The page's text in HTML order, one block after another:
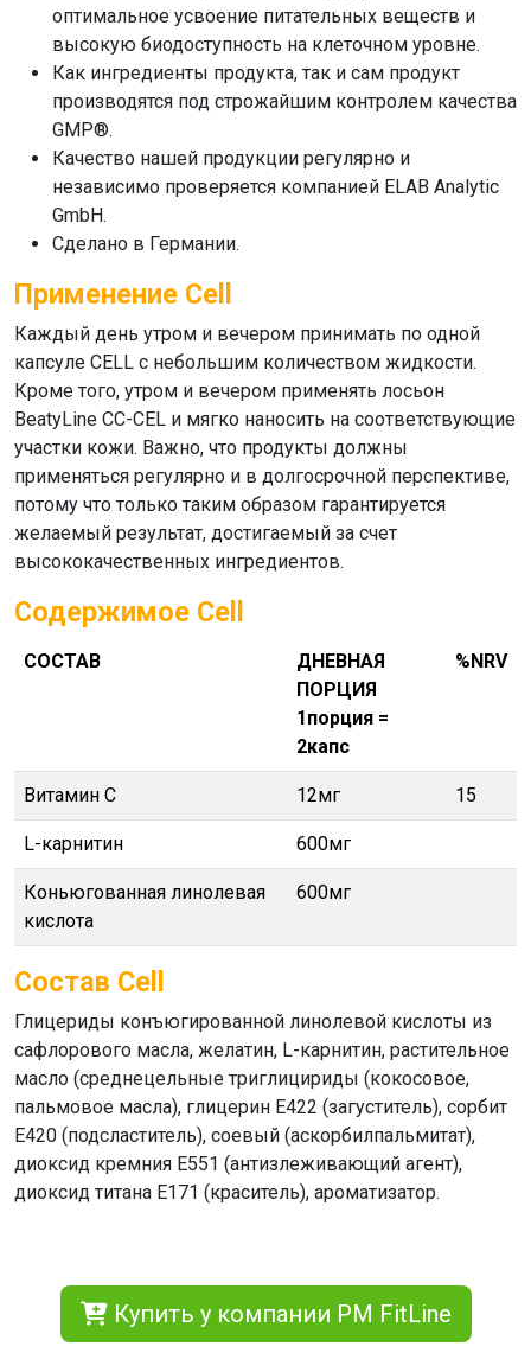
оптимальное усвоение питательных веществ и
высокую биодоступность на клеточном уровне.
Как ингредиенты продукта, так и сам продукт
производятся под строжайшим контролем качества
GMP®.
Качество нашей продукции регулярно и
независимо проверяется компанией ELAB Analytic
GmbH.
Сделано в Германии.
Применение Cell
Каждый день утром и вечером принимать по одной
капсуле CELL с небольшим количеством жидкости.
Кроме того, утром и вечером применять лосьон
BeatyLine CC-CEL и мягко наносить на соответствующие
участки кожи. Важно, что продукты должны
применяться регулярно и в долгосрочной перспективе,
потому что только таким образом гарантируется
желаемый результат, достигаемый за счет
высококачественных ингредиентов.
Содержимое Cell
СОСТАВ
ДНЕВНАЯ
ПОРЦИЯ
1порция =
2капс
%NRV
Витамин С 12мг 15
L-карнитин 600мг
Коньюгованная линолевая
кислота
600мг
Состав Cell
Глицериды конъюгированной линолевой кислоты из
сафлорового масла, желатин, L-карнитин, растительное
масло (среднецельные триглицириды (кокосовое,
пальмовое масла), глицерин Е422 (загуститель), сорбит
Е420 (подсластитель), соевый (аскорбилпальмитат),
диоксид кремния Е551 (антизлеживающий агент),
диоксид титана Е171 (краситель), ароматизатор.
Купить у компании PM FitLine